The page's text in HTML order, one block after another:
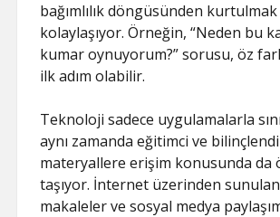
bağımlılık döngüsünden
kolaylaşıyor. Örneğin, “Neden bu
kumar oynuyorum?” sorusu, öz
ilk adım olabilir.
Teknoloji sadece uygulamalarla
aynı zamanda eğitimci ve
materyallere erişim konusunda da
taşıyor. İnternet üzerinden
makaleler ve sosyal medya